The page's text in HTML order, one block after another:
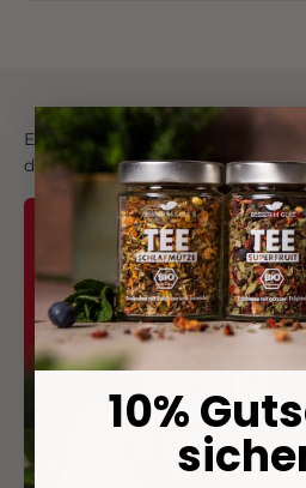
Eistees
die dir gefallen könnten:
10%